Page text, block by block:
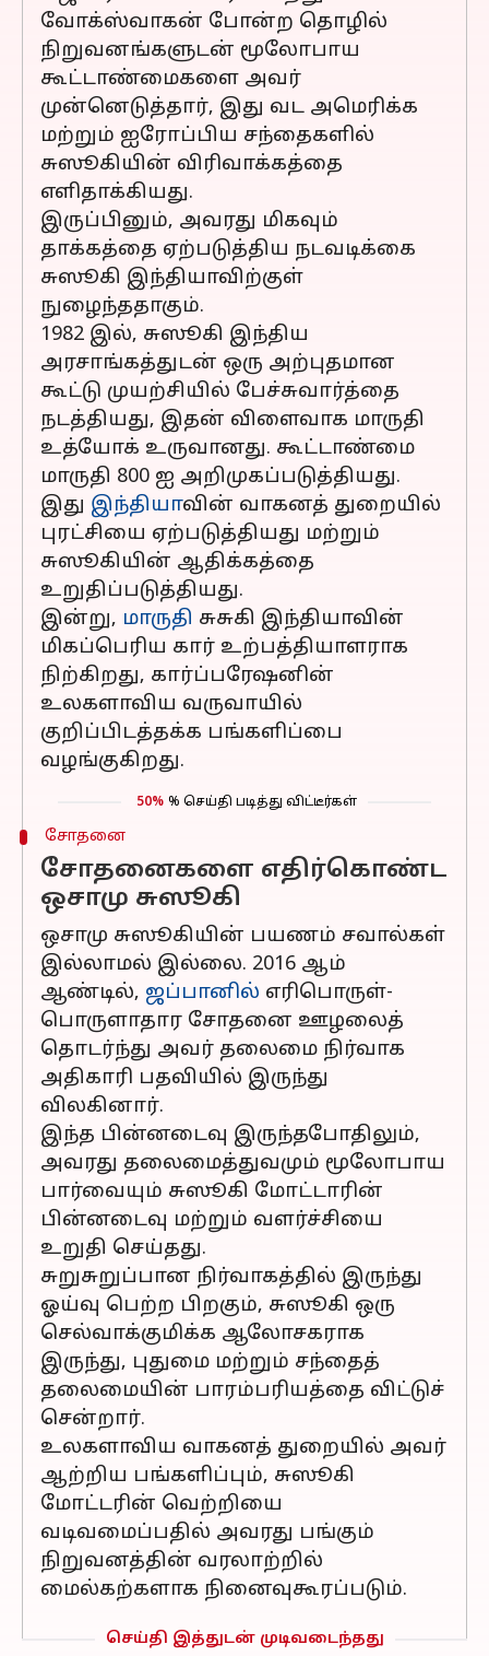
வோக்ஸ்வாகன் போன்ற தொழில்
நிறுவனங்களுடன் மூலோபாய
கூட்டாண்மைகளை அவர்
முன்னெடுத்தார், இது வட அமெரிக்க
மற்றும் ஐரோப்பிய சந்தைகளில்
சுஸூகியின் விரிவாக்கத்தை
எளிதாக்கியது.
இருப்பினும், அவரது மிகவும்
தாக்கத்தை ஏற்படுத்திய நடவடிக்கை
சுஸூகி இந்தியாவிற்குள்
நுழைந்ததாகும்.
1982 இல், சுஸூகி இந்திய
அரசாங்கத்துடன் ஒரு அற்புதமான
கூட்டு முயற்சியில் பேச்சுவார்த்தை
நடத்தியது, இதன் விளைவாக மாருதி
உத்யோக் உருவானது. கூட்டாண்மை
மாருதி 800 ஐ அறிமுகப்படுத்தியது.
இது இந்தியாவின் வாகனத் துறையில்
புரட்சியை ஏற்படுத்தியது மற்றும்
சுஸூகியின் ஆதிக்கத்தை
உறுதிப்படுத்தியது.
இன்று, மாருதி சுசுகி இந்தியாவின்
மிகப்பெரிய கார் உற்பத்தியாளராக
நிற்கிறது, கார்ப்பரேஷனின்
உலகளாவிய வருவாயில்
குறிப்பிடத்தக்க பங்களிப்பை
வழங்குகிறது.
50% % செய்தி படித்து விட்டீர்கள்
சோதனை
சோதனைகளை எதிர்கொண்ட
ஒசாமு சுஸூகி
ஒசாமு சுஸூகியின் பயணம் சவால்கள்
இல்லாமல் இல்லை. 2016 ஆம்
ஆண்டில், ஜப்பானில் எரிபொருள்-
பொருளாதார சோதனை ஊழலைத்
தொடர்ந்து அவர் தலைமை நிர்வாக
அதிகாரி பதவியில் இருந்து
விலகினார்.
இந்த பின்னடைவு இருந்தபோதிலும்,
அவரது தலைமைத்துவமும் மூலோபாய
பார்வையும் சுஸூகி மோட்டாரின்
பின்னடைவு மற்றும் வளர்ச்சியை
உறுதி செய்தது.
சுறுசுறுப்பான நிர்வாகத்தில் இருந்து
ஓய்வு பெற்ற பிறகும், சுஸூகி ஒரு
செல்வாக்குமிக்க ஆலோசகராக
இருந்து, புதுமை மற்றும் சந்தைத்
தலைமையின் பாரம்பரியத்தை விட்டுச்
சென்றார்.
உலகளாவிய வாகனத் துறையில் அவர்
ஆற்றிய பங்களிப்பும், சுஸூகி
மோட்டரின் வெற்றியை
வடிவமைப்பதில் அவரது பங்கும்
நிறுவனத்தின் வரலாற்றில்
மைல்கற்களாக நினைவுகூரப்படும்.
செய்தி இத்துடன் முடிவடைந்தது